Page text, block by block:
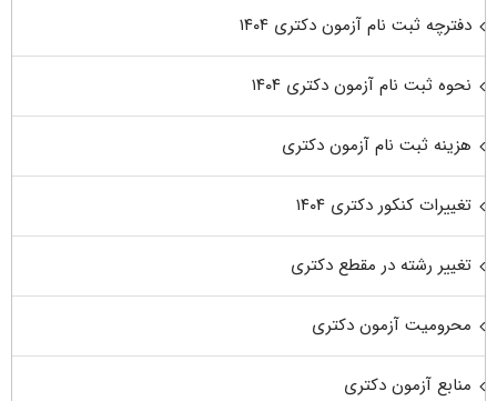
دفترچه ثبت نام آزمون دکتری ۱۴۰۴
نحوه ثبت نام آزمون دکتری ۱۴۰۴
هزینه ثبت نام آزمون دکتری
تغییرات کنکور دکتری ۱۴۰۴
تغییر رشته در مقطع دکتری
محرومیت آزمون دکتری
منابع آزمون دکتری